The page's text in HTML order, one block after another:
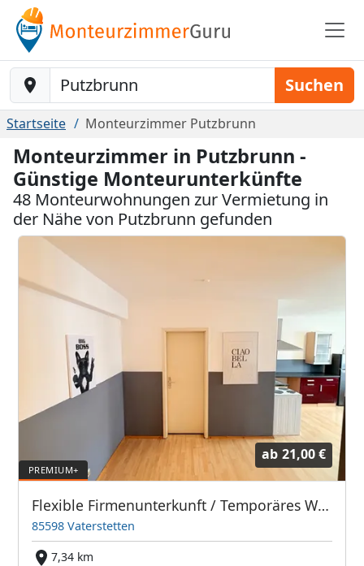
Baustelle-Location Suchen
Startseite Monteurzimmer Putzbrunn
Monteurzimmer in Putzbrunn -
Günstige Monteurunterkünfte
48 Monteurwohnungen zur Vermietung in
der Nähe von Putzbrunn gefunden
ab 21,00 €
Flexible Firmenunterkunft / Temporäres Wohnen in Baldham
85598 Vaterstetten
7,34 km